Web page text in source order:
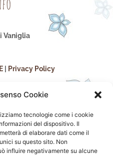
Cookie
tecnologie come i cookie
del dispositivo. Il
di elaborare dati come il
su questo sito. Non
influire negativamente su alcune
Vaniglia
Privacy Policy
social